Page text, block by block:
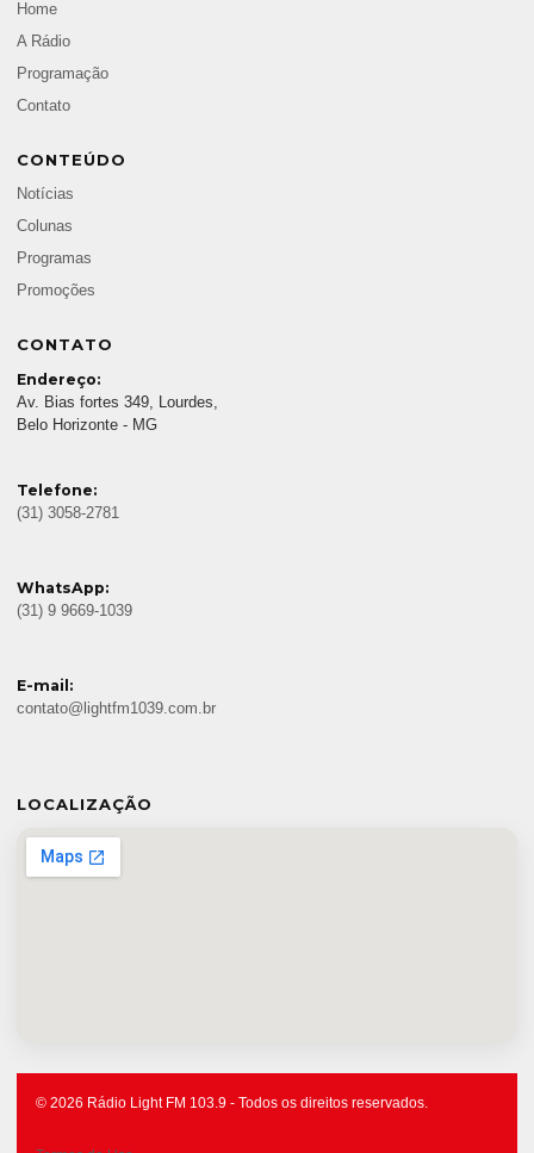
Home
A Rádio
Programação
Contato
CONTEÚDO
Notícias
Colunas
Programas
Promoções
CONTATO
Endereço:
Av. Bias fortes 349, Lourdes,
Belo Horizonte - MG
Telefone:
(31) 3058-2781
WhatsApp:
(31) 9 9669-1039
E-mail:
contato@lightfm1039.com.br
LOCALIZAÇÃO
© 2026 Rádio Light FM 103.9 - Todos os direitos reservados.